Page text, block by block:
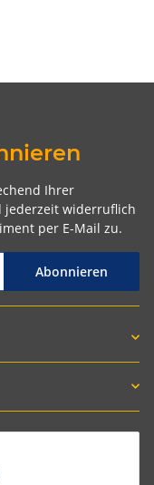
Ihrer
jederzeit widerruflich
per E-Mail zu.
Abonnieren